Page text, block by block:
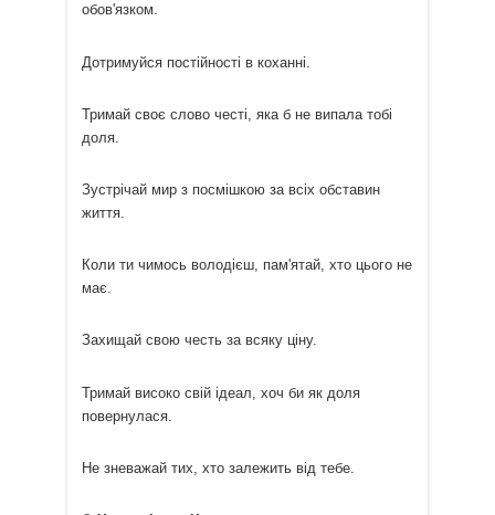
обов'язком.
Дотримуйся постійності в коханні.
Тримай своє слово честі, яка б не випала тобі
доля.
Зустрічай мир з посмішкою за всіх обставин
життя.
Коли ти чимось володієш, пам'ятай, хто цього не
має.
Захищай свою честь за всяку ціну.
Тримай високо свій ідеал, хоч би як доля
повернулася.
Не зневажай тих, хто залежить від тебе.